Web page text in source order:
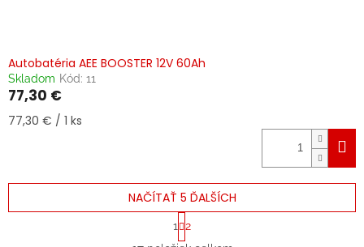
Autobatéria AEE BOOSTER 12V 60Ah
Skladom Kód: 11
77,30 €
Jednotková
77,30 € / 1 ks
O
NAČÍTAŤ 5 ĎALŠÍCH
S
t
1 2